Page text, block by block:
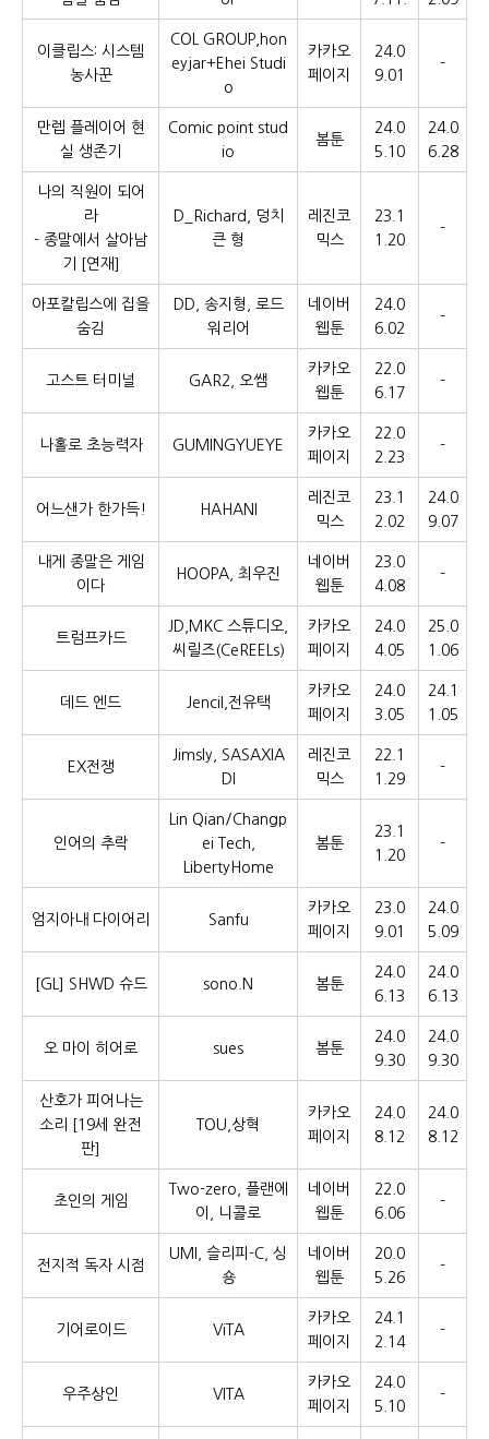
이클립스: 시스템
농사꾼
COL GROUP,hon
eyjar+Ehei Studi
o
카카오
페이지
24.0
9.01
-
만렙 플레이어 현
실 생존기
Comic point stud
io
봄툰
24.0
5.10
24.0
6.28
나의 직원이 되어
라
- 종말에서 살아남
기 [연재]
D_Richard, 덩치
큰 형
레진코
믹스
23.1
1.20
-
아포칼립스에 집을
숨김
DD, 송지형, 로드
워리어
네이버
웹툰
24.0
6.02
-
고스트 터미널 GAR2, 오쌤
카카오
웹툰
22.0
6.17
-
나홀로 초능력자 GUMINGYUEYE
카카오
페이지
22.0
2.23
-
어느샌가 한가득! HAHANI
레진코
믹스
23.1
2.02
24.0
9.07
내게 종말은 게임
이다
HOOPA, 최우진
네이버
웹툰
23.0
4.08
-
트럼프카드
JD,MKC 스튜디오,
씨릴즈(CeREELs)
카카오
페이지
24.0
4.05
25.0
1.06
데드 엔드 Jencil,전유택
카카오
페이지
24.0
3.05
24.1
1.05
EX전쟁
Jimsly, SASAXIA
DI
레진코
믹스
22.1
1.29
-
인어의 추락
Lin Qian/Changp
ei Tech,
LibertyHome
봄툰
23.1
1.20
-
엄지아내 다이어리 Sanfu
카카오
페이지
23.0
9.01
24.0
5.09
[GL] SHWD 슈드 sono.N 봄툰
24.0
6.13
24.0
6.13
오 마이 히어로 sues 봄툰
24.0
9.30
24.0
9.30
산호가 피어나는
소리 [19세 완전
판]
TOU,상혁
카카오
페이지
24.0
8.12
24.0
8.12
초인의 게임
Two-zero, 플랜에
이, 니콜로
네이버
웹툰
22.0
6.06
-
전지적 독자 시점
UMI, 슬리피-C, 싱
숑
네이버
웹툰
20.0
5.26
-
기어로이드 ViTA
카카오
페이지
24.1
2.14
-
우주상인 VITA
카카오
페이지
24.0
5.10
-